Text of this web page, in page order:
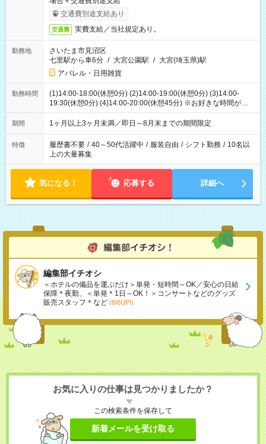
交通費別途支給あり
交通費 実費支給／当社規定あり。
勤務地
さいたま市見沼区
七里駅から車6分 / 大宮公園駅 / 大宮(埼玉県)駅
アパレル・日用雑貨
勤務時間
(1)14:00-18:00(休憩0分) (2)14:00-19:00(休憩0分) (3)14:00-
19:30(休憩0分) (4)14:00-20:00(休憩45分) ※お好きな時間が選べ
ます
期間 1ヶ月以上3ヶ月未満／即日～8月末までの期間限定
特徴 履歴書不要 / 40～50代活躍中 / 服装自由 / シフト勤務 / 10名以
上の大量募集
気になる！ 応募する 詳細へ
編集部イチオシ
＜ホテルの備品を運ぶだけ＞単発・短時間～OK／安心の日給
保障＊夜勤、＜単発＊1日～OK！＞コンサートなどのグッズ
販売スタッフ＊など (8/6UP!)
お気に入りの仕事は見つかりましたか？
この検索条件を保存して
新着メールを受け取る